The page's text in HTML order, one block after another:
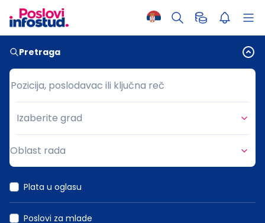
Pretraga
Pozicija, poslodavac ili ključna reč
Pozicija, poslodavac ili ključna reč
Grad
Izaberite grad
Oblast rada
Plata u oglasu
Poslovi za mlade